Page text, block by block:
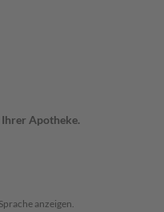
Apotheke.
anzeigen.